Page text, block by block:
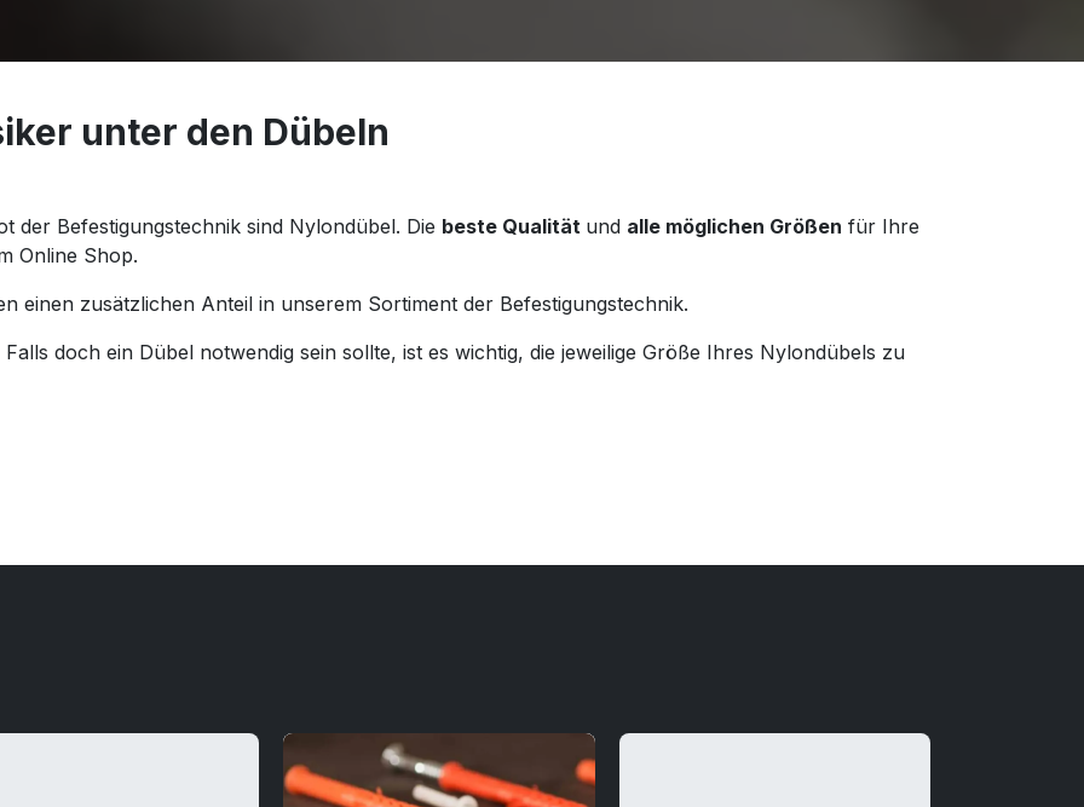
unter den Dübeln
der Befestigungstechnik sind Nylondübel. Die beste Qualität und alle möglichen Größen für Ihre
Online Shop.
einen zusätzlichen Anteil in unserem Sortiment der Befestigungstechnik.
doch ein Dübel notwendig sein sollte, ist es wichtig, die jeweilige Größe Ihres Nylondübels zu